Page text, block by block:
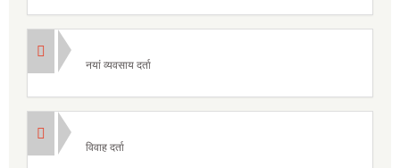
नयां व्यवसाय दर्ता
विवाह दर्ता